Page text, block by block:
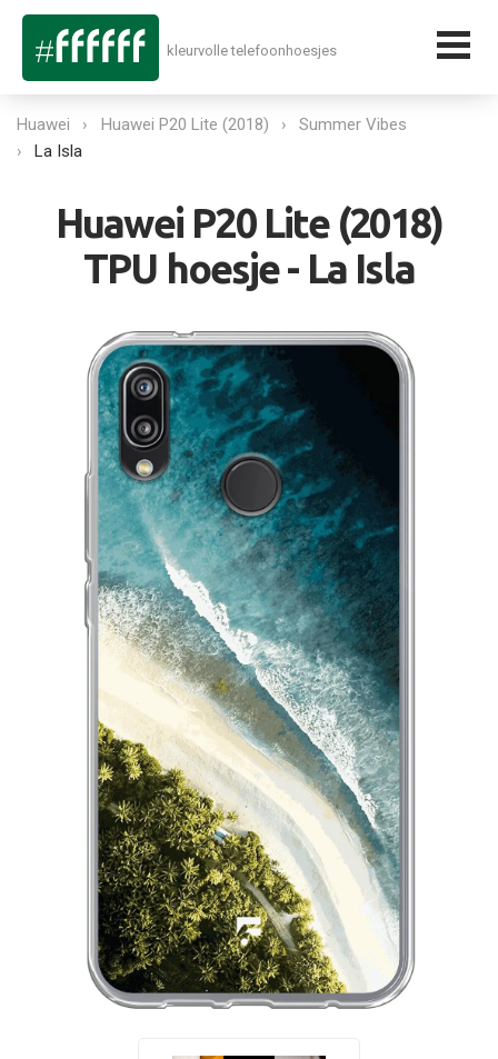
kleurvolle telefoonhoesjes
Huawei Huawei P20 Lite (2018)
Summer Vibes
La Isla
Huawei P20 Lite (2018)
TPU hoesje - La Isla